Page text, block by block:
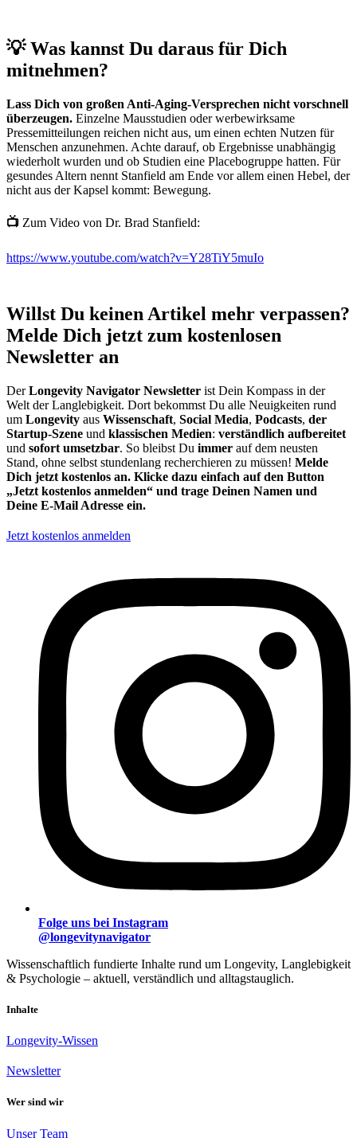
💡 Was kannst Du daraus für Dich
mitnehmen?
Lass Dich von großen Anti-Aging-Versprechen nicht vorschnell
überzeugen. Einzelne Mausstudien oder werbewirksame
Pressemitteilungen reichen nicht aus, um einen echten Nutzen für
Menschen anzunehmen. Achte darauf, ob Ergebnisse unabhängig
wiederholt wurden und ob Studien eine Placebogruppe hatten. Für
gesundes Altern nennt Stanfield am Ende vor allem einen Hebel, der
nicht aus der Kapsel kommt: Bewegung.
📺 Zum Video von Dr. Brad Stanfield:
https://www.youtube.com/watch?v=Y28TiY5muIo
Willst Du keinen Artikel mehr verpassen?
Melde Dich jetzt zum kostenlosen
Newsletter an
DerLongevity Navigator Newsletter ist Dein Kompass in der
Welt der Langlebigkeit. Dort bekommst Du alle Neuigkeiten rund
um Longevity aus Wissenschaft, Social Media, Podcasts, der
Startup-Szene und klassischen Medien: verständlich aufbereitet
und sofort umsetzbar. So bleibst Du immer auf dem neusten
Stand, ohne selbst stundenlang recherchieren zu müssen! Melde
Dich jetzt kostenlos an. Klicke dazu einfach auf den Button
„Jetzt kostenlos anmelden“ und trage Deinen Namen und
Deine E-Mail Adresse ein.
Jetzt kostenlos anmelden
Folge uns bei Instagram
@longevitynavigator
Wissenschaftlich fundierte Inhalte rund um Longevity, Langlebigkeit
& Psychologie – aktuell, verständlich und alltagstauglich.
Inhalte
Longevity-Wissen
Newsletter
Wer sind wir
Unser Team